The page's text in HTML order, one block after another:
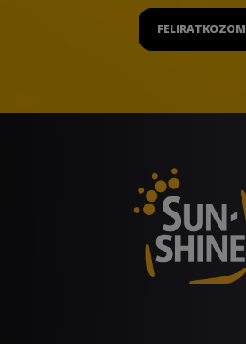
FELIRATKOZOM